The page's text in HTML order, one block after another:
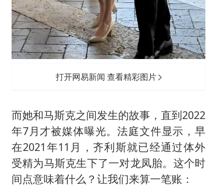
打开网易新闻 查看精彩图片
而她和马斯克之间发生的故事，直到2022
年7月才被媒体曝光。法庭文件显示，早
在2021年11月，齐利斯就已经通过体外
受精为马斯克生下了一对龙凤胎。这个时
间点意味着什么？让我们来算一笔账：